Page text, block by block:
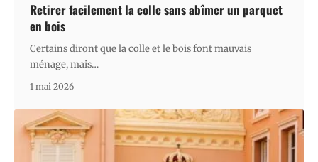
Retirer facilement la colle sans abîmer un parquet
en bois
Certains diront que la colle et le bois font mauvais
ménage, mais…
1 mai 2026